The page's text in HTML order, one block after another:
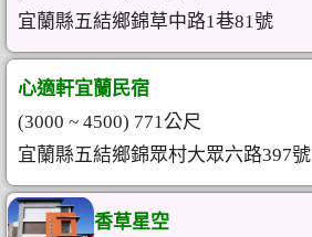
宜蘭縣五結鄉錦草中路1巷81號
心適軒宜蘭民宿
(3000 ~ 4500) 771公尺
宜蘭縣五結鄉錦眾村大眾六路397號
香草星空